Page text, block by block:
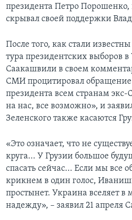
президента Петро Порошенко,
скрывал своей поддержки
После того, как стали известны
тура президентских выборов
Саакашвили в своем
СМИ процитировал обращение
президента всем странам
на нас, все возможно», и
Зеленского также касаются
«Это означает, что не
круга... У Грузии большое
спасать сейчас... Если мы все
крикнем в один голос,
простынет. Украина вселяет
надежду», – заявил 21 апреля